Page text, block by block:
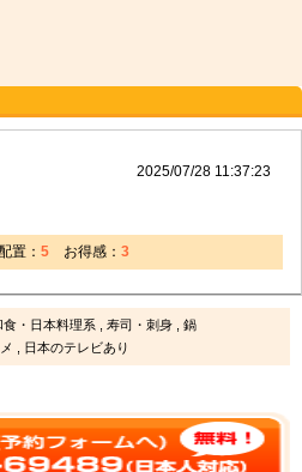
2025/07/28 11:37:23
置： 5 お得感： 3
食・日本料理系 , 寿司・刺身 , 鍋
, 日本のテレビあり